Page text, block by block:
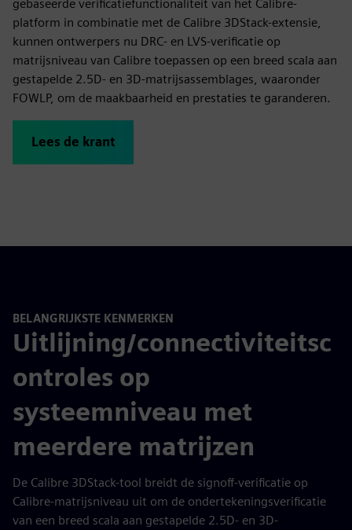
gebaseerde verificatiefunctionaliteit van het Calibre-
platform in combinatie met de Calibre 3DStack-extensie,
kunnen ontwerpers nu DRC- en LVS-verificatie op
matrijsniveau van Calibre toepassen op een breed scala aan
gestapelde 2.5D- en 3D-matrijsassemblages, waaronder
FOWLP, om de maakbaarheid en prestaties te garanderen.
Lees de krant
BELANGRIJKSTE KENMERKEN
Uitlijning/connectiviteitsc
ontroles op
systeemniveau met
meerdere matrijzen
De Calibre 3DStack-tool breidt de signoff-verificatie op
Calibre-matrijsniveau uit om de ondertekeningsverificatie
van een breed scala aan gestapelde 2.5D- en 3D-